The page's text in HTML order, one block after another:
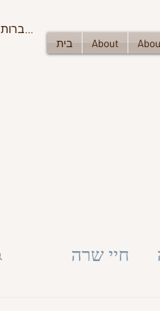
להתחברות
בית About
חיי שרה